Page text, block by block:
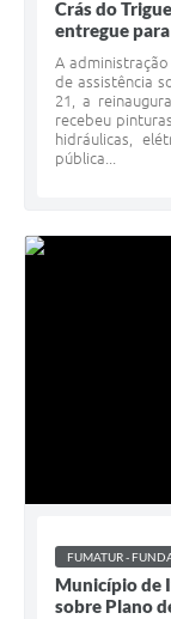
Crás do
entregue
A
de assistência
21, a
recebeu
hidráulicas,
pública...
FUMATUR -
Município de
sobre Plano